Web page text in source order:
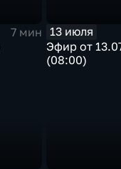
7 мин
13 июля
Эфир от
(08:00)